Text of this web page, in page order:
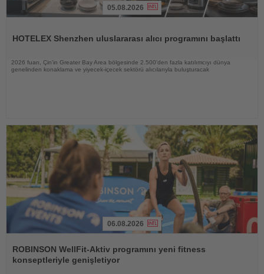
05.08.2026
HOTELEX Shenzhen uluslararası alıcı programını başlattı
2026 fuarı, Çin'in Greater Bay Area bölgesinde 2.500'den fazla katılımcıyı dünya
genelinden konaklama ve yiyecek-içecek sektörü alıcılarıyla buluşturacak
Oku
06.08.2026
ROBINSON WellFit-Aktiv programını yeni fitness
konseptleriyle genişletiyor